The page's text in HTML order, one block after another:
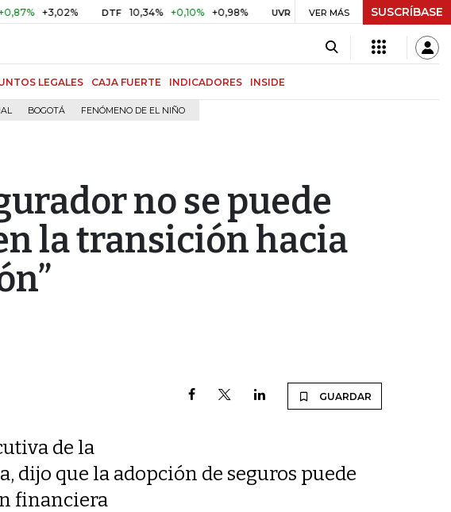
DTF 10,34% +0,10% +0,98% UVR $ 416,86 +$ 0,05 +0,01% BITCOIN
VER MÁS SUSCRÍBASE
LEGALES CAJA FUERTE INDICADORES INSIDE
BOGOTÁ FENÓMENO DE EL NIÑO
no se puede
la transición hacia
GUARDAR
de la
dijo que la adopción de seguros puede
financiera